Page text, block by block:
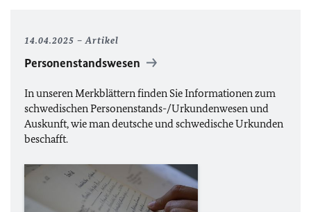
14.04.2025 Artikel
Personenstandswesen
In unseren Merkblättern finden Sie Informationen zum
schwedischen Personenstands-/Urkundenwesen und
Auskunft, wie man deutsche und schwedische Urkunden
beschafft.